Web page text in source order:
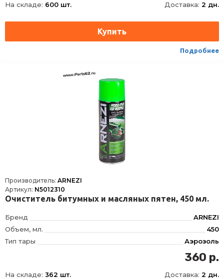
На складе: 600 шт. Доставка: 2 дн.
Подробнее
Производитель: ARNEZI
Артикул: N5012310
Очиститель битумных и масляных пятен, 450 мл.
Бренд
ARNEZI
Объем, мл.
450
Тип тары
Аэрозоль
360 р.
На складе: 362 шт. Доставка: 2 дн.